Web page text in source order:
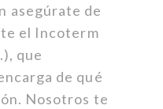
asegúrate de
el Incoterm
que
de qué
Nosotros te